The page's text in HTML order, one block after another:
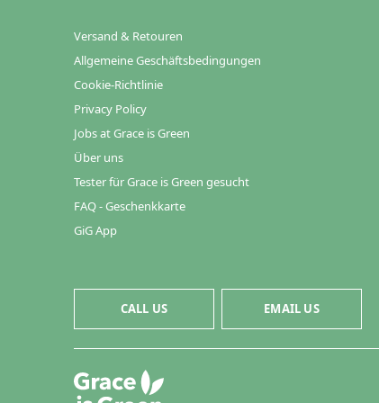
Versand & Retouren
Allgemeine Geschäftsbedingungen
Cookie-Richtlinie
Privacy Policy
Jobs at Grace is Green
Über uns
Tester für Grace is Green gesucht
FAQ - Geschenkkarte
GiG App
CALL US EMAIL US